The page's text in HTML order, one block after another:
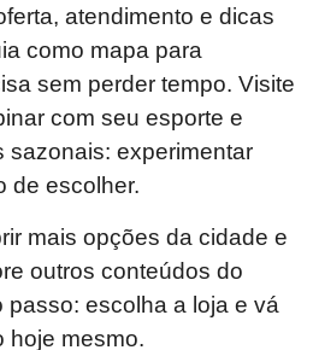
atendimento e dicas
como mapa para
sem perder tempo. Visite
com seu esporte e
sazonais: experimentar
de escolher.
mais opções da cidade e
outros conteúdos do
passo: escolha a loja e vá
hoje mesmo.